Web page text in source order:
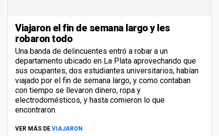
Viajaron el fin de semana largo y les
robaron todo
Una banda de delincuentes entró a robar a un
departamento ubicado en La Plata aprovechando que
sus ocupantes, dos estudiantes universitarios, habían
viajado por el fin de semana largo, y como contaban
con tiempo se llevaron dinero, ropa y
electrodomésticos, y hasta comieron lo que
encontraron.
VER MÁS DE VIAJARON